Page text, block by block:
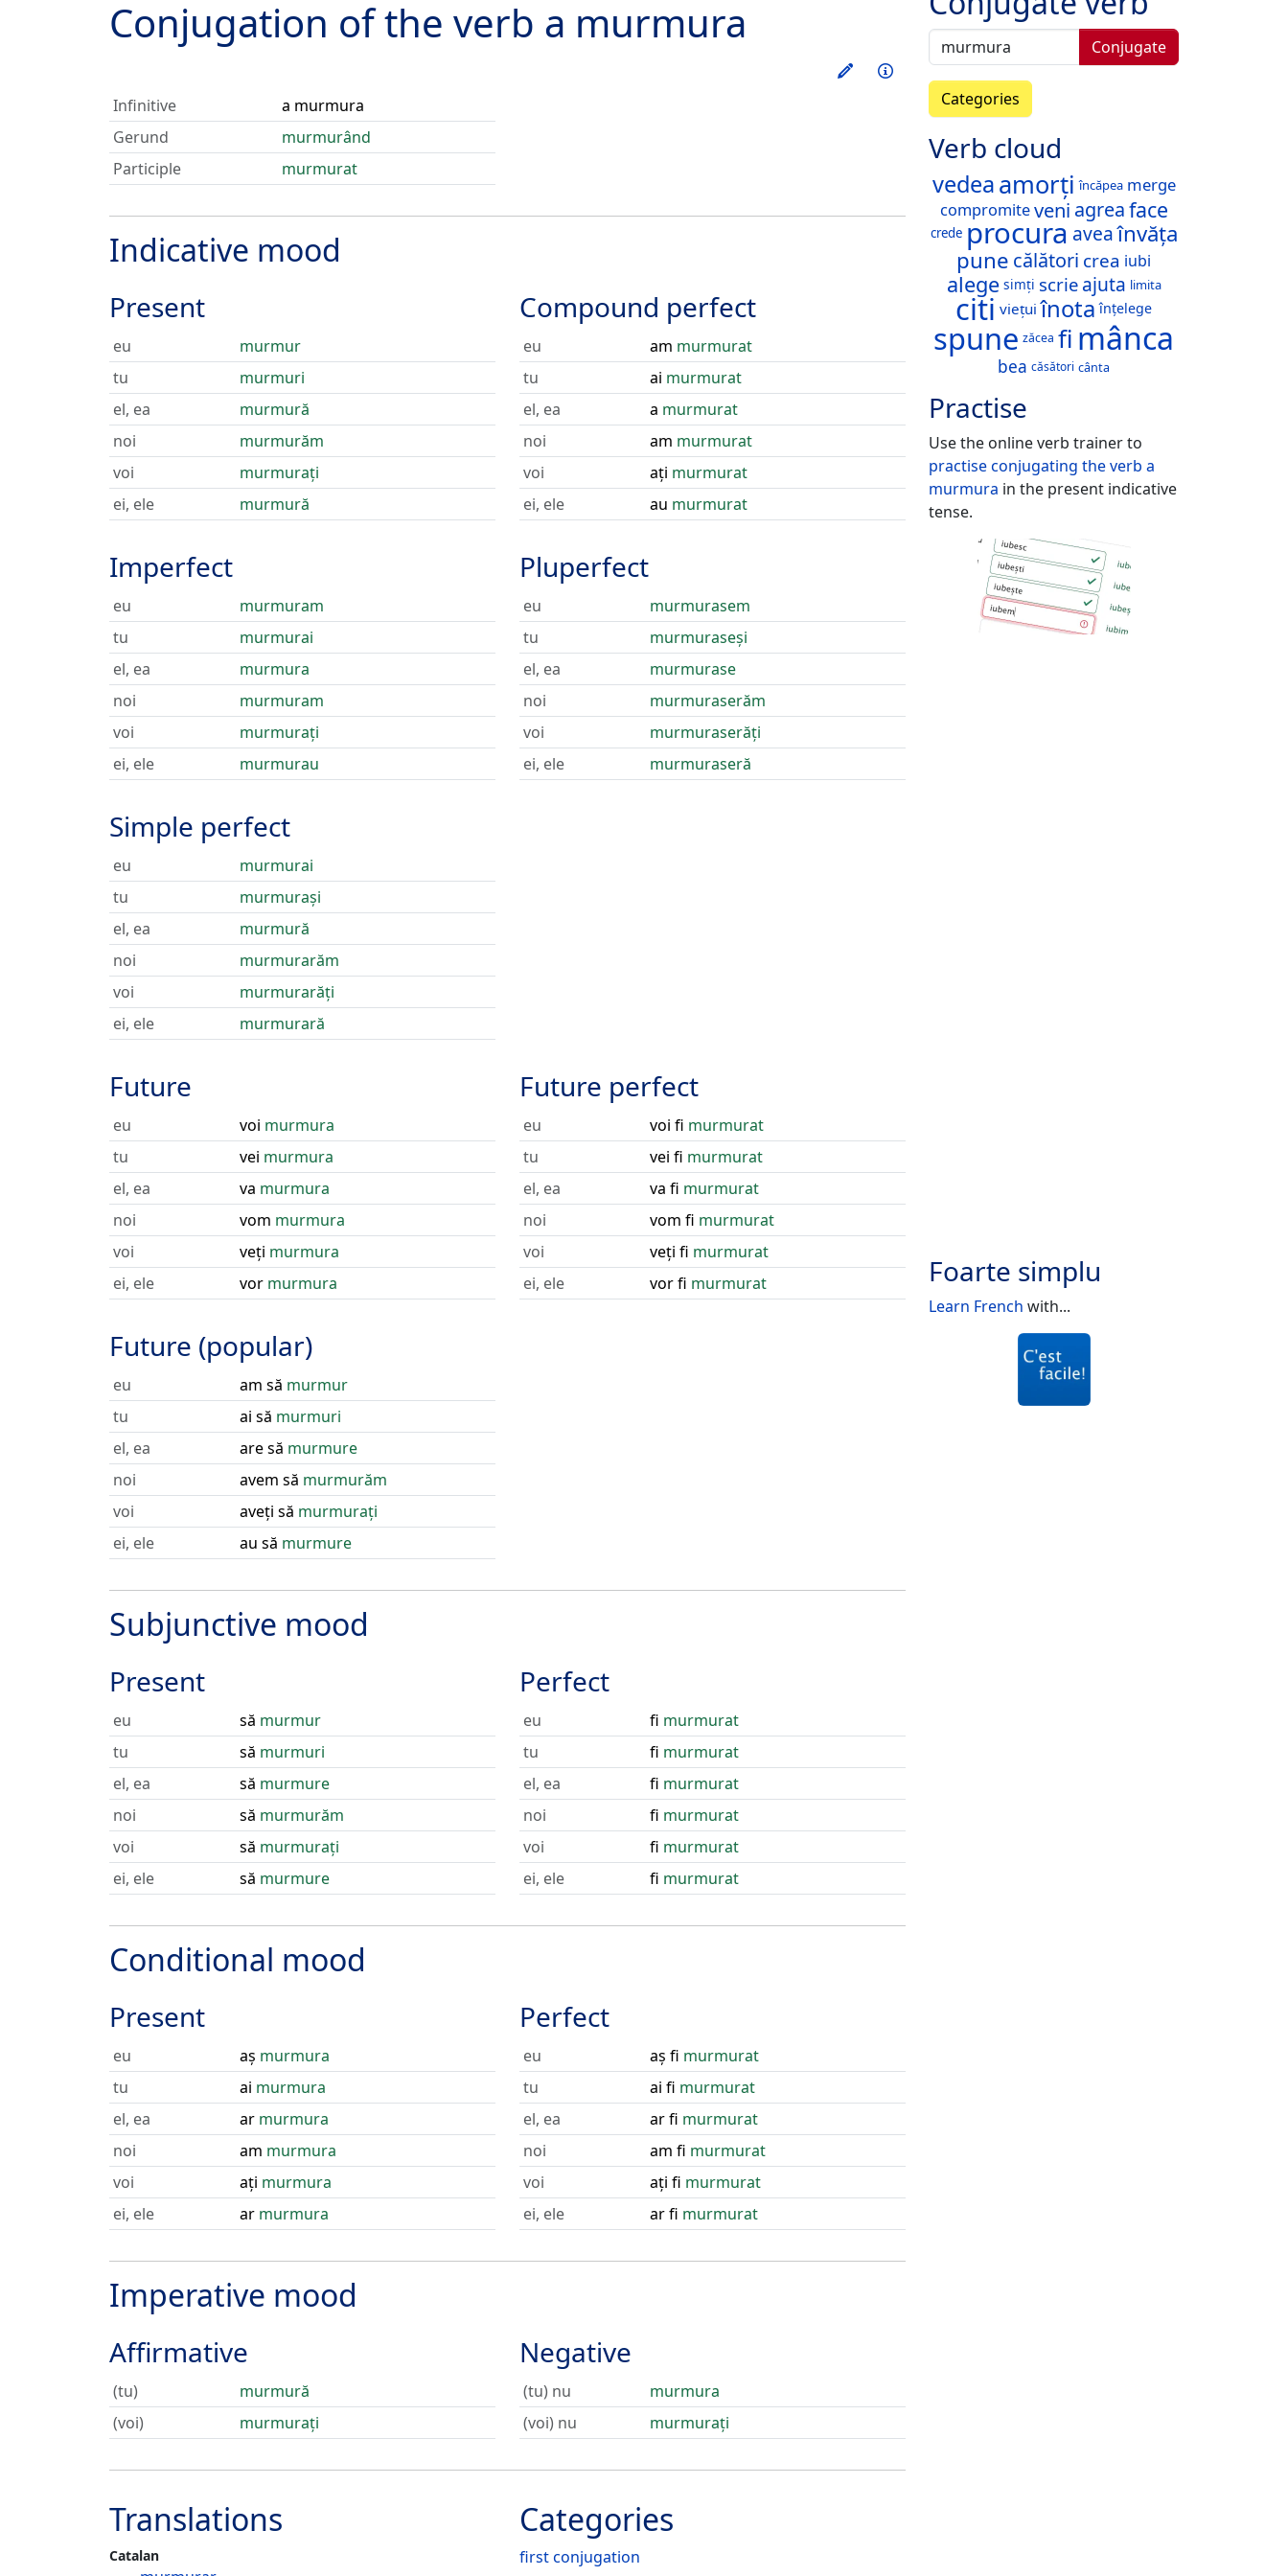
Conjugation of the verb a murmura
Train this verb
Info
Infinitive
a murmura
Gerund
murmurând
Participle
murmurat
Indicative mood
Present
eu
murmur
tu
murmuri
el, ea
murmură
noi
murmurăm
voi
murmurați
ei, ele
murmură
Imperfect
eu
murmuram
tu
murmurai
el, ea
murmura
noi
murmuram
voi
murmurați
ei, ele
murmurau
Simple perfect
eu
murmurai
tu
murmurași
el, ea
murmură
noi
murmurarăm
voi
murmurarăți
ei, ele
murmurară
Compound perfect
eu am murmurat
tu
ai murmurat
el, ea
a murmurat
noi
am murmurat
voi
ați murmurat
ei, ele
au murmurat
Pluperfect
eu
murmurasem
tu
murmuraseși
el, ea
murmurase
noi
murmuraserăm
voi
murmuraserăți
ei, ele
murmuraseră
Future
eu voi murmura
tu
vei murmura
el, ea
va murmura
noi
vom murmura
voi
veți murmura
ei, ele
vor murmura
Future (popular)
eu am să murmur
tu
ai să murmuri
el, ea
are să murmure
noi
avem să murmurăm
voi
aveți să murmurați
ei, ele
au să murmure
Future perfect
eu voi fi murmurat
tu
vei fi murmurat
el, ea
va fi murmurat
noi
vom fi murmurat
voi
veți fi murmurat
ei, ele
vor fi murmurat
Subjunctive mood
Present
eu să murmur
tu
să murmuri
el, ea
să murmure
noi
să murmurăm
voi
să murmurați
ei, ele
să murmure
Perfect
eu fi murmurat
tu
fi murmurat
el, ea
fi murmurat
noi
fi murmurat
voi
fi murmurat
ei, ele
fi murmurat
Conditional mood
Present
eu aș murmura
tu
ai murmura
el, ea
ar murmura
noi
am murmura
voi
ați murmura
ei, ele
ar murmura
Perfect
eu aș fi murmurat
tu
ai fi murmurat
el, ea
ar fi murmurat
noi
am fi murmurat
voi
ați fi murmurat
ei, ele
ar fi murmurat
Imperative mood
Affirmative
(tu)
murmură
(voi)
murmurați
Negative
(tu) nu
murmura
(voi) nu
murmurați
Categories
first conjugation
Translations
Catalan
Conjugate
Categories
Verb cloud
vedeaamorți încăpea merge
compromite veni agreaface
crede procura aveaînvăța
pune călători crea iubi
alege simți scrie ajuta limita
citi viețui înota înțelege
spune zăcea fi mânca
bea căsători cânta
Practise
Use the online verb trainer to
practise conjugating the verb a
murmura in the present indicative
tense.
Foarte simplu
Learn French with...